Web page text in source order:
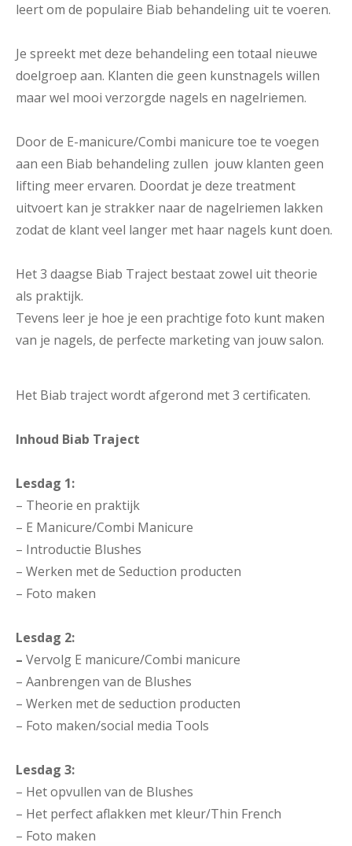
leert om de populaire Biab behandeling uit te voeren.
Je spreekt met deze behandeling een totaal nieuwe
doelgroep aan. Klanten die geen kunstnagels willen
maar wel mooi verzorgde nagels en nagelriemen.
Door de E-manicure/Combi manicure toe te voegen
aan een Biab behandeling zullen jouw klanten geen
lifting meer ervaren. Doordat je deze treatment
uitvoert kan je strakker naar de nagelriemen lakken
zodat de klant veel langer met haar nagels kunt doen.
Het 3 daagse Biab Traject bestaat zowel uit theorie
als praktijk.
Tevens leer je hoe je een prachtige foto kunt maken
van je nagels, de perfecte marketing van jouw salon.
Het Biab traject wordt afgerond met 3 certificaten.
Inhoud Biab Traject
Lesdag 1:
– Theorie en praktijk
– E Manicure/Combi Manicure
– Introductie Blushes
– Werken met de Seduction producten
– Foto maken
Lesdag 2:
– Vervolg E manicure/Combi manicure
– Aanbrengen van de Blushes
– Werken met de seduction producten
– Foto maken/social media Tools
Lesdag 3:
– Het opvullen van de Blushes
– Het perfect aflakken met kleur/Thin French
– Foto maken